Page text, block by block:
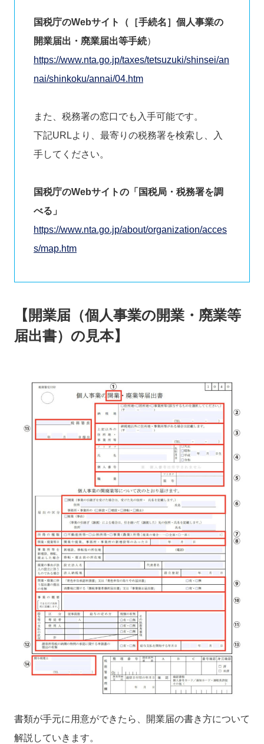
国税庁のWebサイト（［手続名］個人事業の
開業届出・廃業届出等手続）
https://www.nta.go.jp/taxes/tetsuzuki/shinsei/an
nai/shinkoku/annai/04.htm
また、税務署の窓口でも入手可能です。
下記URLより、最寄りの税務署を検索し、入
手してください。
国税庁のWebサイトの「国税局・税務署を調
べる」
https://www.nta.go.jp/about/organization/acces
s/map.htm
【開業届（個人事業の開業・廃業等
届出書）の見本】
書類が手元に用意ができたら、開業届の書き方について
解説していきます。